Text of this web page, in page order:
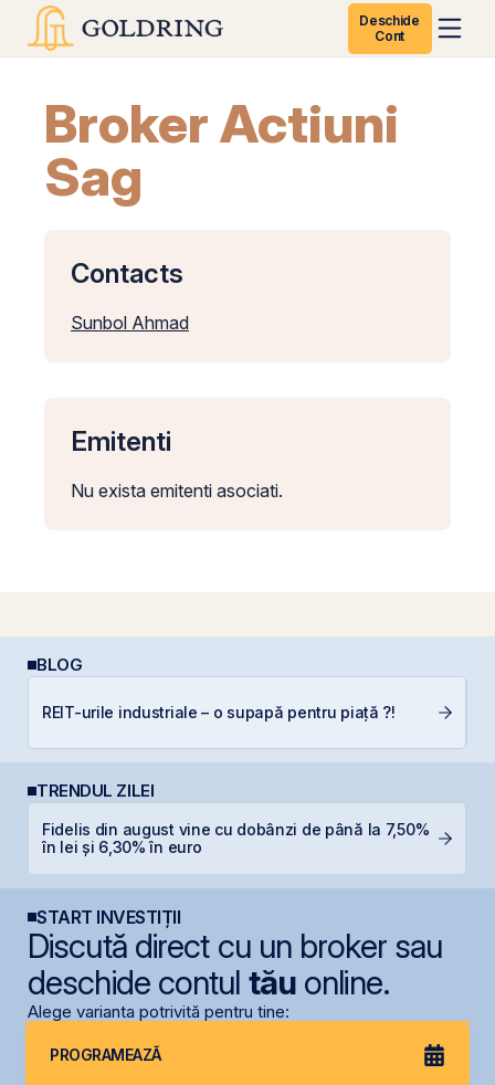
Deschide
Cont
Broker Actiuni
Sag
Contacts
Sunbol Ahmad
Emitenti
Nu exista emitenti asociati.
BLOG
REIT-urile industriale – o supapă pentru piață ?!
TRENDUL ZILEI
Fidelis din august vine cu dobânzi de până la 7,50%
în lei și 6,30% în euro
START INVESTIȚII
Discută direct cu un broker sau
deschide contul tăuonline.
Alege varianta potrivită pentru tine:
PROGRAMEAZĂ